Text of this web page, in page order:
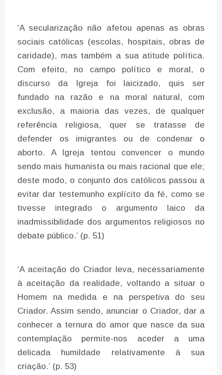
‘A secularização não afetou apenas as obras
sociais católicas (escolas, hospitais, obras de
caridade), mas também a sua atitude política.
Com efeito, no campo político e moral, o
discurso da Igreja foi laicizado, quis ser
fundado na razão e na moral natural, com
exclusão, a maioria das vezes, de qualquer
referência religiosa, quer se tratasse de
defender os imigrantes ou de condenar o
aborto. A Igreja tentou convencer o mundo
sendo mais humanista ou mais racional que ele;
deste modo, o conjunto dos católicos passou a
evitar dar testemunho explícito da fé, como se
tivesse integrado o argumento laico da
inadmissibilidade dos argumentos religiosos no
debate público.’ (p. 51)
‘A aceitação do Criador leva, necessariamente
à aceitação da realidade, voltando a situar o
Homem na medida e na perspetiva do seu
Criador. Assim sendo, anunciar o Criador, dar a
conhecer a ternura do amor que nasce da sua
contemplação permite-nos aceder a uma
delicada humildade relativamente à sua
criação.’ (p. 53)